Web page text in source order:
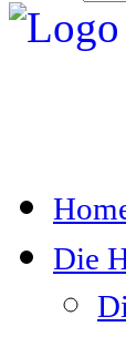
Die